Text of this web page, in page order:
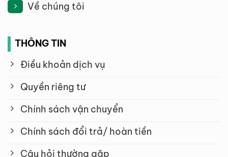
Về chúng tôi
THÔNG TIN
Điều khoản dịch vụ
Quyền riêng tư
Chính sách vận chuyển
Chính sách đổi trả/ hoàn tiền
Câu hỏi thường gặp